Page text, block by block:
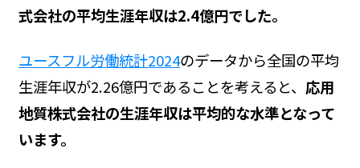
式会社の平均生涯年収は2.4億円でした。
ユースフル労働統計2024のデータから全国の平均
生涯年収が2.26億円であることを考えると、 応用
地質株式会社の生涯年収は平均的な水準となって
います。